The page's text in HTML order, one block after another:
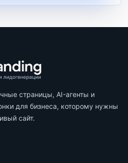
страницы, AI-агенты и
для бизнеса, которому нужны
сайт.